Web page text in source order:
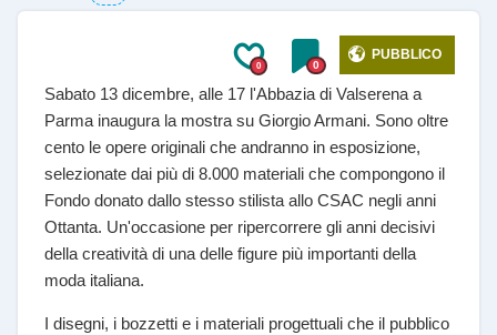
0 0
PUBBLICO
Sabato 13 dicembre, alle 17 l'Abbazia di Valserena a
Parma inaugura la mostra su Giorgio Armani. Sono oltre
cento le opere originali che andranno in esposizione,
selezionate dai più di 8.000 materiali che compongono il
Fondo donato dallo stesso stilista allo CSAC negli anni
Ottanta. Un'occasione per ripercorrere gli anni decisivi
della creatività di una delle figure più importanti della
moda italiana.
I disegni, i bozzetti e i materiali progettuali che il pubblico